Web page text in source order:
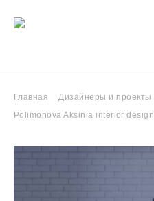
Главная
Дизайнеры и проекты
Polimonova Aksinia interior design